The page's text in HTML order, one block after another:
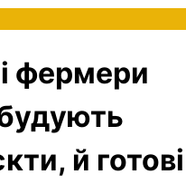
фермери
й готові